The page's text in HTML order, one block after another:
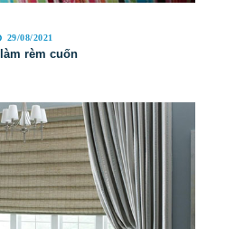
29/08/2021
rèm cuốn